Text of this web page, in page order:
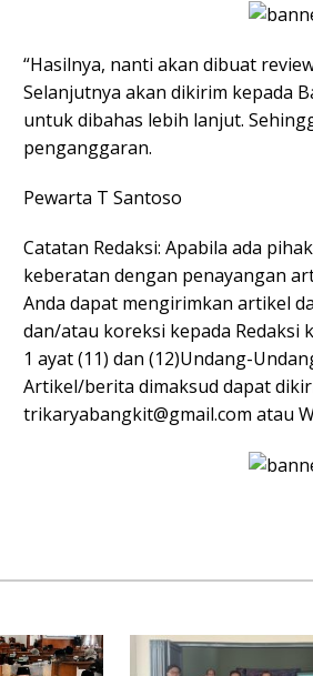
“Hasilnya, nanti akan dibuat
Selanjutnya akan dikirim kepada
untuk dibahas lebih lanjut.
penganggaran.
Pewarta T Santoso
Catatan Redaksi: Apabila ada
keberatan dengan penayangan
Anda dapat mengirimkan artikel
dan/atau koreksi kepada Redaksi
1 ayat (11) dan (12)Undang-
Artikel/berita dimaksud dapat
trikaryabangkit@gmail.com atau